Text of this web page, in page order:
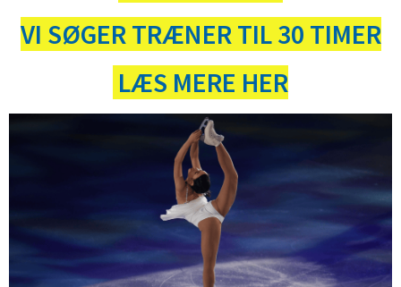
VI SØGER TRÆNER TIL 30 TIMER
LÆS MERE HER